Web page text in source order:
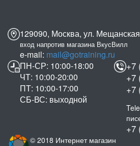
129090, Москва, ул.
вход напротив магазина ВкусВилл
e-mail: mail@gotraining.ru
ПН-СР: 10:00-18:00
ЧТ: 10:00-20:00
ПТ: 10:00-17:00
СБ-ВС: выходной
+7
+7
+7
+7
© 2018 Интернет магазин